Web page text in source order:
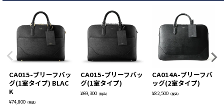
CA015-ブリーフバッ
グ(1室タイプ) BLAC
K
¥74,800 （税込）
CA015-ブリーフバッ
グ(1室タイプ)
¥69,300 （税込）
CA014A-ブリーフバ
ッグ(2室タイプ)
¥82,500 （税込）